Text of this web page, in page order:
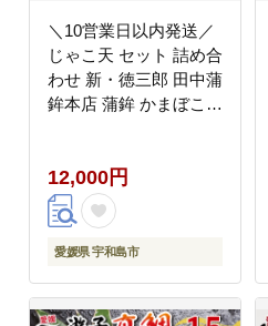
＼10営業日以内発送／
じゃこ天 セット 詰め合
わせ 新・徳三郎 田中蒲
鉾本店 蒲鉾 かまぼこ
はらんぼ てんぷら すり
身 冷蔵 惣菜 フライ お
でん 具 出汁 だし 小分
け 詰合せ 酒 おつまみ
媛 宇和島 C012-045001
12,000円
愛媛県 宇和島市